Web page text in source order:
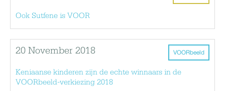
Ook Sutfene is VOOR
VOORbeeld
20 November 2018
Keniaanse kinderen zijn de echte winnaars in de
VOORbeeld-verkiezing 2018